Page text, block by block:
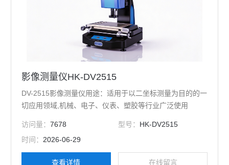
影像测量仪HK-DV2515
DV-2515影像测量仪用途：适用于以二坐标测量为目的的一
切应用领域,机械、电子、仪表、塑胶等行业广泛使用
访问量：7678 型号： HK-DV2515
时间： 2026-06-29
查看详情 在线留言